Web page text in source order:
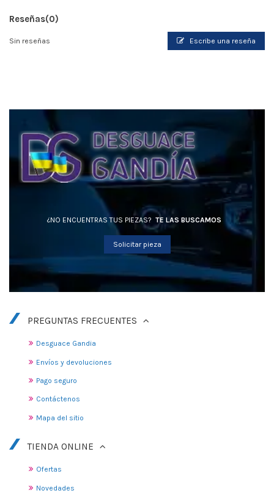
Reseñas(0)
Sin reseñas Escribe una reseña
¿NO ENCUENTRAS TUS PIEZAS? TE LAS BUSCAMOS
Solicitar pieza
PREGUNTAS FRECUENTES
Desguace Gandia
Envíos y devoluciones
Pago seguro
Contáctenos
Mapa del sitio
TIENDA ONLINE
Ofertas
Novedades